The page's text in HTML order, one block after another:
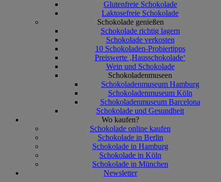
Glutenfreie Schokolade
Laktosefreie Schokolade
Schokolade genießen
Schokolade richtig lagern
Schokolade verkosten
10 Schokoladen-Probiertipps
Preiswerte ‚Hausschokolade‘
Wein und Schokolade
Schokoladenmuseen
Schokoladenmuseum Hamburg
Schokoladenmuseum Köln
Schokoladenmuseum Barcelona
Schokolade und Gesundheit
Wo kaufen?
Schokolade online kaufen
Schokolade in Berlin
Schokolade in Hamburg
Schokolade in Köln
Schokolade in München
Newsletter